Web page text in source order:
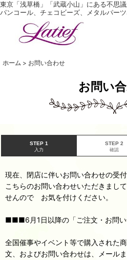
東京「浅草橋」「武蔵小山」にある不思
パンコール、チェコビーズ、メタルパー
ホーム > お問い合わせ
お問い
STEP 1
入力
STEP 2
確認
現在、閉店に伴いお問い合わせの受
こちらのお問い合わせいただきまし
せんので お気を付けください。
■■■6月1日以降の「ご注文・お問
全国催事やイベント等で購入された
文、およびお問い合わせは、メール